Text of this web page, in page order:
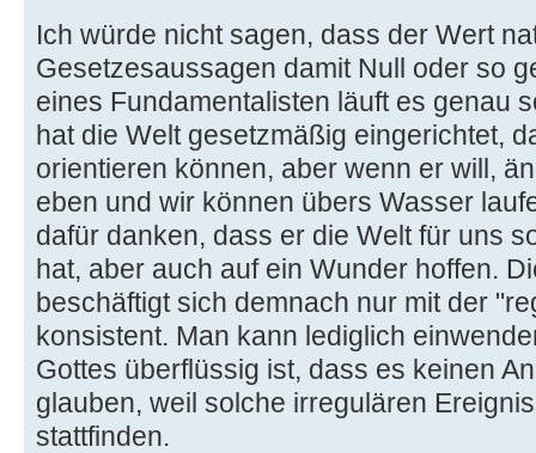
Ich würde nicht sagen, dass der Wert
Gesetzesaussagen damit Null oder so
eines Fundamentalisten läuft es genau
hat die Welt gesetzmäßig eingerichtet,
orientieren können, aber wenn er will,
eben und wir können übers Wasser
dafür danken, dass er die Welt für uns
hat, aber auch auf ein Wunder hoffen.
beschäftigt sich demnach nur mit der
konsistent. Man kann lediglich
Gottes überflüssig ist, dass es keinen
glauben, weil solche irregulären
stattfinden.